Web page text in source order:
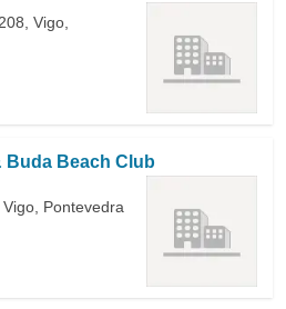
Vigo,
Buda Beach Club
Pontevedra